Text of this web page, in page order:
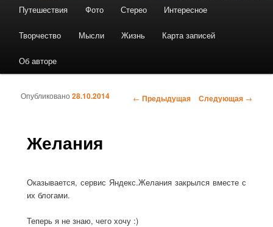
Главное меню
Путешествия Фото Стерео Интересное
Творчество Мысли Жизнь Карта записей
Об авторе
Навигация по записям
← Предыдущая Следующая →
Желания
Опубликовано28.10.2014
Оказывается, сервис Яндекс.Желания закрылся вместе с
их блогами.
Теперь я не знаю, чего хочу :)